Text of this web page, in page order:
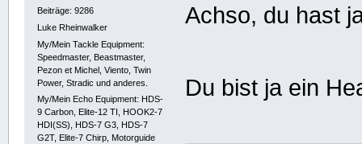
Beiträge: 9286
Luke Rheinwalker
My/Mein Tackle Equipment:
Speedmaster, Beastmaster,
Pezon et Michel, Viento, Twin
Power, Stradic und anderes.
My/Mein Echo Equipment: HDS-
9 Carbon, Elite-12 TI, HOOK2-7
HDI(SS), HDS-7 G3, HDS-7
G2T, Elite-7 Chirp, Motorguide
Achso, du hast
Du bist ja ein